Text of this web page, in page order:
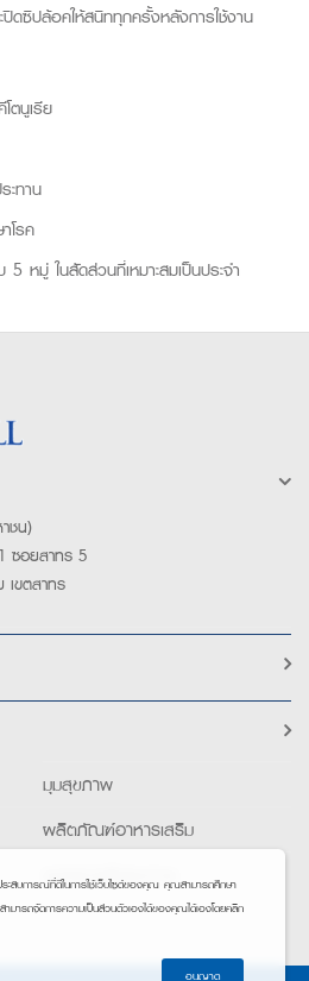
ปิดซิปล้อคให้สนิททุกครั้งหลังการใช้งาน
ตนูเรีย
ะทาน
โรค
หมู่ ในสัดส่วนที่เหมาะสมเป็นประจำ
ชน)
ซอยสาทร 5
เขตสาทร
มุมสุขภาพ
ผลิตภัณฑ์อาหารเสริม
อุปกรณ์เพื่อสุขภาพ
ะสบการณ์ที่ดีในการใช้เว็บไซต์ของคุณ คุณสามารถศึกษา
สามารถจัดการความเป็นส่วนตัวเองได้ของคุณได้เองโดยคลิก
อนุญาต